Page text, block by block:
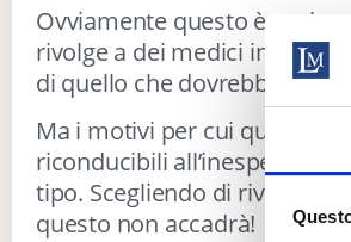
Ovviamente questo è molto
rivolge a dei medici inesperti
di quello che dovrebbero, ad
Ma i motivi per cui questo
riconducibili all’inesperienza
tipo. Scegliendo di rivolgerti
questo non accadrà!